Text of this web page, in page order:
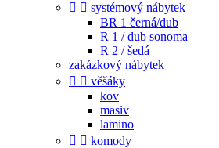
  systémový nábytek
BR 1 černá/dub
R 1 / dub sonoma
R 2 / šedá
zakázkový nábytek
  věšáky
kov
masiv
lamino
  komody